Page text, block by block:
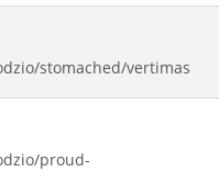
stomached/vertimas
proud-